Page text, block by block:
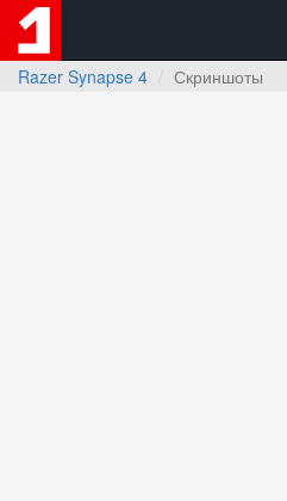
Razer Synapse 4
Скриншоты